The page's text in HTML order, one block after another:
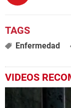
Enfermedad
VIDEOS